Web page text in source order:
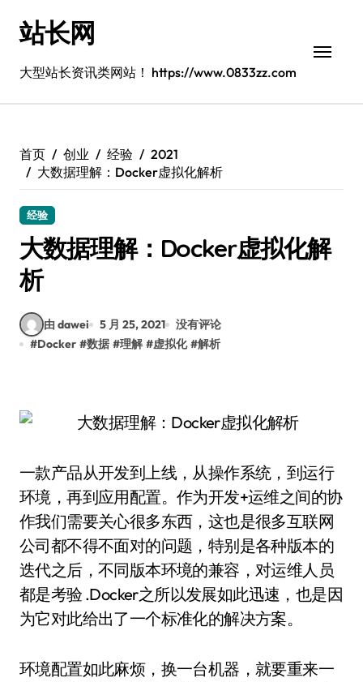
站长网
大型站长资讯类网站！ https://www.0833zz.com
首页 创业 经验
2021
大数据理解：Docker虚拟化解析
经验
大数据理解：Docker虚拟化解
析
由 dawei 5 月 25, 2021
没有评论
#Docker #数据 #理解 #虚拟化 #解析
一款产品从开发到上线，从操作系统，到运行
环境，再到应用配置。作为开发+运维之间的协
作我们需要关心很多东西，这也是很多互联网
公司都不得不面对的问题，特别是各种版本的
迭代之后，不同版本环境的兼容，对运维人员
都是考验 .Docker之所以发展如此迅速，也是因
为它对此给出了一个标准化的解决方案。
环境配置如此麻烦，换一台机器，就要重来一